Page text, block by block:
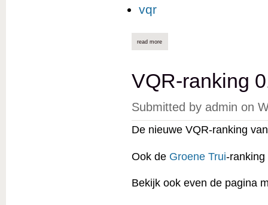
vqr
read more
VQR-ranking
Submitted by admin on
De nieuwe VQR-ranking
Ook de Groene Trui-
Bekijk ook even de pagina